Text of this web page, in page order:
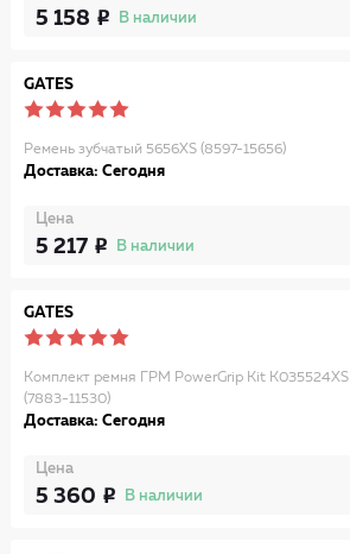
5 158 В наличии
GATES
Ремень зубчатый 5656XS (8597-15656)
Доставка: Сегодня
Цена
5 217 В наличии
GATES
Комплект ремня ГРМ PowerGrip Kit K035524XS
(7883-11530)
Доставка: Сегодня
Цена
5 360 В наличии